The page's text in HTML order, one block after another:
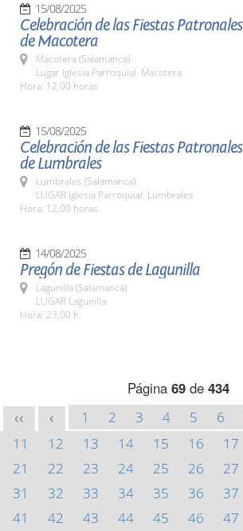
15/08/2025
Celebración de las Fiestas Patronales
de Macotera
Macotera (Salamanca)
Lugar Iglesia Parroquial. Macotera
Hora: 12,00 horas
15/08/2025
Celebración de las Fiestas Patronales
de Lumbrales
Lumbrales (Salamanca)
LUGAR Iglesia Parroquial. Lumbrales
Hora: 12,00 horas
14/08/2025
Pregón de Fiestas de Lagunilla
Lagunilla (Salamanca)
LUGAR Lagunilla
Hora: 23,00 h.
Página 69 de 434
<< < 1 2 3 4 5 6
11
12 13 14 15 16 17
21
22 23 24 25 26 27
31
32 33 34 35 36 37
41
42 43 44 45 46 47